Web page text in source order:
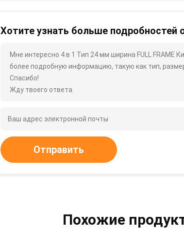
Хотите узнать больше подробностей
Мне интересно 4 в 1 Тип 24 мм ширина FULL FRAME
более подробную информацию, такую ​​как тип,
Спасибо!
Жду твоего ответа.
Отправить
Похожие